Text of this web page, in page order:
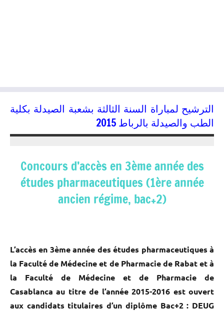
الترشيح لمباراة السنة الثالثة بشعبة الصيدلة بكلية
الطب والصيدلة بالرباط 2015
Concours d’accès en 3ème année des
études pharmaceutiques (1ère année
ancien régime, bac+2)
L’accès en 3ème année des études pharmaceutiques à
la Faculté de Médecine et de Pharmacie de Rabat et à
la Faculté de Médecine et de Pharmacie de
Casablanca au titre de l’année 2015-2016 est ouvert
aux candidats titulaires d’un diplôme Bac+2 : DEUG